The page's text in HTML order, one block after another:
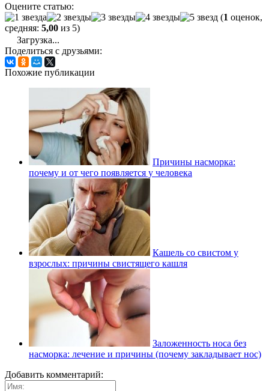
Оцените статью:
(1 оценок,
средняя: 5,00 из 5)
Загрузка...
Поделиться с друзьями:
Похожие публикации
Причины насморка:
почему и от чего появляется у человека
Кашель со свистом у
взрослых: причины свистящего кашля
Заложенность носа без
насморка: лечение и причины (почему закладывает нос)
Добавить комментарий: